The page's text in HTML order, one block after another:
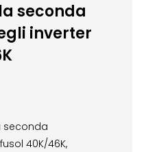
seconda
inverter
seconda
40K/46K,